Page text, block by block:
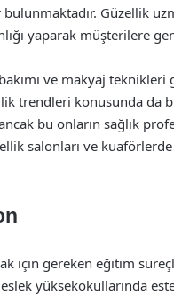
Güzellik
yaparak müşterilere
ve makyaj teknikleri
trendleri konusunda da
bu onların sağlık
salonları ve
için gereken eğitim
yüksekokullarında